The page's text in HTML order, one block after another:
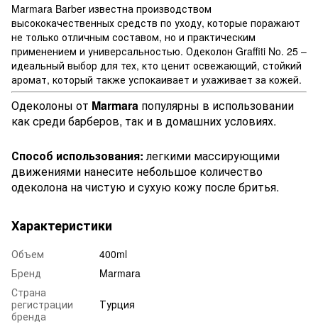
Marmara Barber известна производством
высококачественных средств по уходу, которые поражают
не только отличным составом, но и практическим
применением и универсальностью. Одеколон Graffiti No. 25 –
идеальный выбор для тех, кто ценит освежающий, стойкий
аромат, который также успокаивает и ухаживает за кожей.
Одеколоны от Marmara популярны в использовании
как среди барберов, так и в домашних условиях.
Способ использования: легкими массирующими
движениями нанесите небольшое количество
одеколона на чистую и сухую кожу после бритья.
Характеристики
Объем
400ml
Бренд
Marmara
Страна
регистрации
бренда
Турция